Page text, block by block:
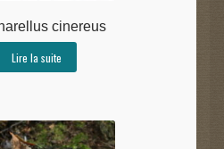
cinereus
Lire la suite